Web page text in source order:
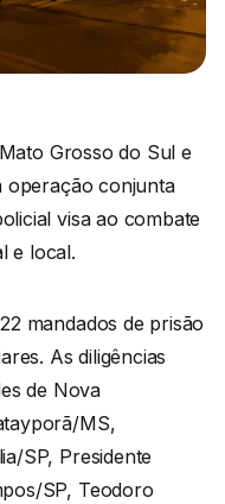
Grosso do Sul e
operação conjunta
visa ao combate
e local.
mandados de prisão
As diligências
de Nova
MS,
SP, Presidente
SP, Teodoro